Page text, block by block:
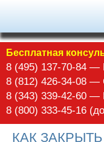
Бесплатная
8 (495) 137-70-84 —
8 (812) 426-34-08 —
8 (343) 339-42-60 —
8 (800) 333-45-16
КАК